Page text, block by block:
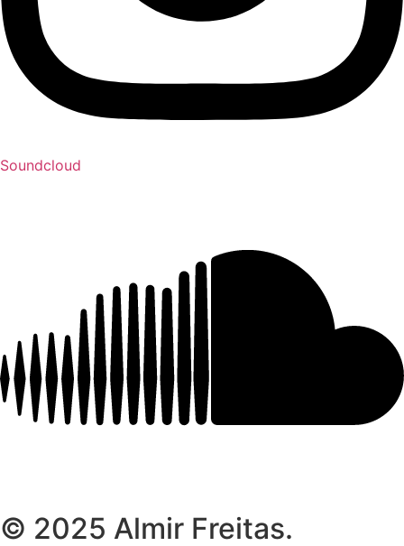
Soundcloud
© 2025 Almir Freitas.